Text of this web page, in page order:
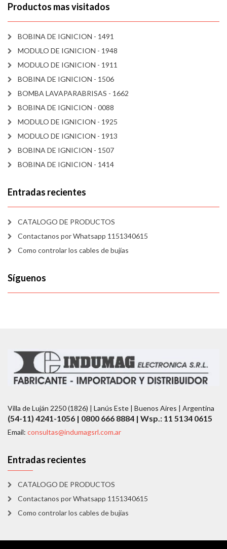
Productos mas visitados
BOBINA DE IGNICION - 1491
MODULO DE IGNICION - 1948
MODULO DE IGNICION - 1911
BOBINA DE IGNICION - 1506
BOMBA LAVAPARABRISAS - 1662
BOBINA DE IGNICION - 0088
MODULO DE IGNICION - 1925
MODULO DE IGNICION - 1913
BOBINA DE IGNICION - 1507
BOBINA DE IGNICION - 1414
Entradas recientes
CATALOGO DE PRODUCTOS
Contactanos por Whatsapp 1151340615
Como controlar los cables de bujías
Síguenos
Villa de Luján 2250 (1826) | Lanús Este | Buenos Aires | Argentina
(54-11) 4241-1056 | 0800 666 8884 | Wsp.: 11 5134 0615
Email: consultas@indumagsrl.com.ar
Entradas recientes
CATALOGO DE PRODUCTOS
Contactanos por Whatsapp 1151340615
Como controlar los cables de bujías